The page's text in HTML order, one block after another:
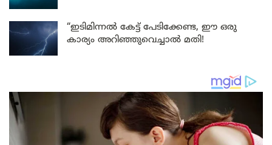
“ഇടിമിന്നൽ കേട്ട് പേടിക്കേണ്ട, ഈ ഒരു
കാര്യം അറിഞ്ഞുവെച്ചാൽ മതി!